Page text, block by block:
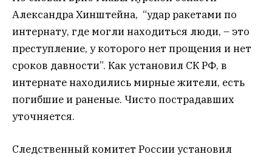
Александра Хинштейна, “удар ракетами по
интернату, где могли находиться люди, – это
преступление, у которого нет прощения и нет
сроков давности”. Как установил СК РФ, в
интернате находились мирные жители, есть
погибшие и раненые. Чисто пострадавших
уточняется.
Следственный комитет России установил